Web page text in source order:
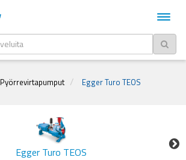
Pyörrevirtapumput Egger Turo TEOS
Egger Turo TEOS